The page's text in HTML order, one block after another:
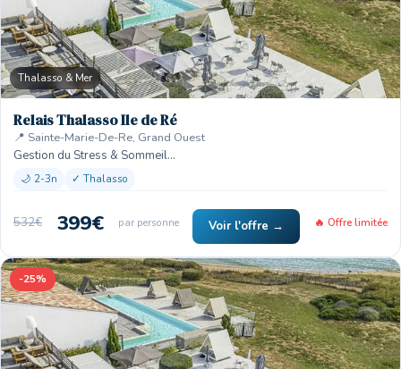
Thalasso & Mer
Relais Thalasso Ile de Ré
📍 Sainte-Marie-De-Re, Grand Ouest
Gestion du Stress & Sommeil…
🌙 2-3n ✓ Thalasso
532€ 399€ par personne Voir l'offre → 🔥 Offre limitée
-25%